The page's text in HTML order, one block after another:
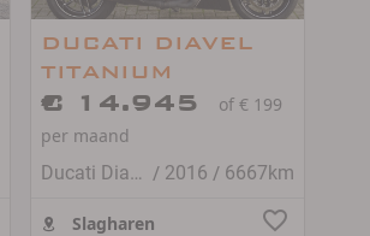
DUCATI DIAVEL
TITANIUM
€ 14.945
of € 199
per maand
Ducati Diavel / 2016 / 6667km
Slagharen